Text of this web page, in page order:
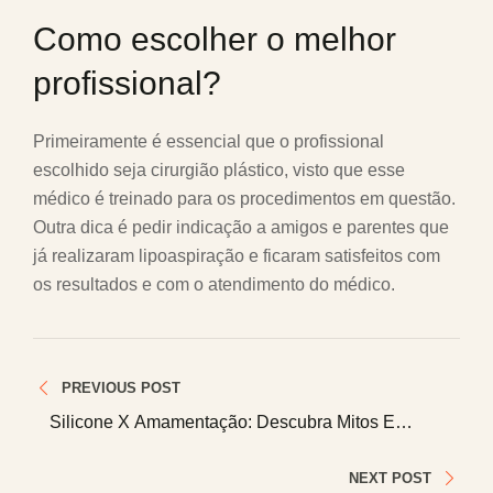
Como escolher o melhor
profissional?
Primeiramente é essencial que o profissional
escolhido seja cirurgião plástico, visto que esse
médico é treinado para os procedimentos em questão.
Outra dica é pedir indicação a amigos e parentes que
já realizaram lipoaspiração e ficaram satisfeitos com
os resultados e com o atendimento do médico.
de
PREVIOUS POST
Silicone X Amamentação: Descubra Mitos E
NEXT POST